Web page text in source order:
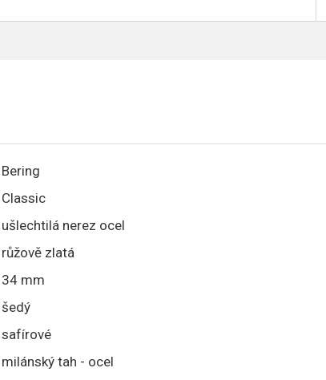
Bering
Classic
ušlechtilá nerez ocel
růžově zlatá
34 mm
šedý
safírové
milánský tah - ocel